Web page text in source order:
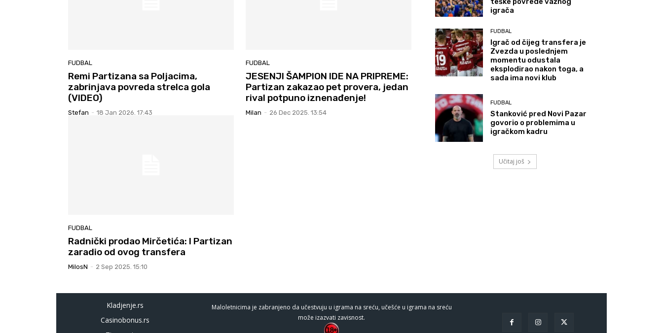
FUDBAL
Remi Partizana sa Poljacima,
zabrinjava povreda strelca gola
(VIDEO)
Stefan - 18 Jan 2026. 17:43
FUDBAL
JESENJI ŠAMPION IDE NA PRIPREME:
Partizan zakazao pet provera, jedan
rival potpuno iznenađenje!
Milan - 26 Dec 2025. 13:54
FUDBAL
Radnički prodao Mirčetića: I Partizan
zaradio od ovog transfera
MilosN - 2 Sep 2025. 15:10
igrača
FUDBAL
Igrač od čijeg transfera je
Zvezda u poslednjem
momentu odustala
eksplodirao nakon toga, a
sada ima novi klub
FUDBAL
Stanković pred Novi Pazar
govorio o problemima u
igračkom kadru
Učitaj još
Kladjenje.rs
Casinobonus.rs
Maloletnicima je zabranjeno da učestvuju u igrama na sreću, učešće u igrama na sreću
može izazvati zavisnost.